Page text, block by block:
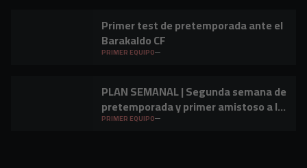
Primer test de pretemporada ante el
Barakaldo CF
PRIMER EQUIPO
PLAN SEMANAL | Segunda semana de
pretemporada y primer amistoso a la
vista
PRIMER EQUIPO